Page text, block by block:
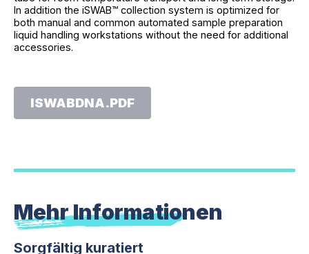
In addition the iSWAB™ collection system is optimized for
both manual and common automated sample preparation
liquid handling workstations without the need for additional
accessories.
ISWABDNA.PDF
Mehr Informationen
Sorgfältig kuratiert